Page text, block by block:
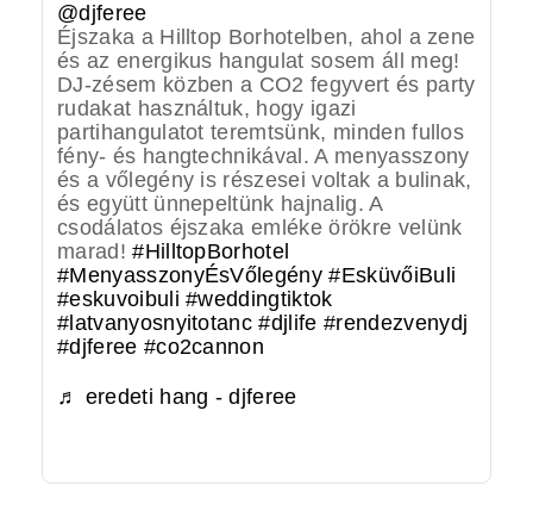
@djferee
Éjszaka a Hilltop Borhotelben, ahol a zene
és az energikus hangulat sosem áll meg!
DJ-zésem közben a CO2 fegyvert és party
rudakat használtuk, hogy igazi
partihangulatot teremtsünk, minden fullos
fény- és hangtechnikával. A menyasszony
és a vőlegény is részesei voltak a bulinak,
és együtt ünnepeltünk hajnalig. A
csodálatos éjszaka emléke örökre velünk
marad!#HilltopBorhotel
#MenyasszonyÉsVőlegény #EsküvőiBuli
#eskuvoibuli #weddingtiktok
#latvanyosnyitotanc #djlife #rendezvenydj
#djferee #co2cannon
♬ eredeti hang - djferee